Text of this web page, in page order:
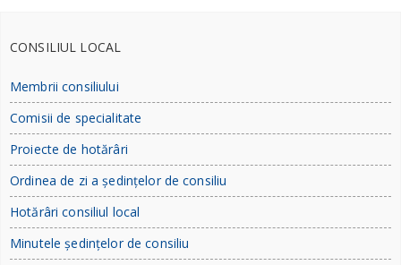
CONSILIUL LOCAL
Membrii consiliului
Comisii de specialitate
Proiecte de hotărâri
Ordinea de zi a ședințelor de consiliu
Hotărâri consiliul local
Minutele ședințelor de consiliu